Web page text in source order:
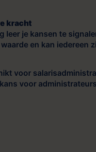
kracht
leer je kansen te
en kan iedereen
voor
voor